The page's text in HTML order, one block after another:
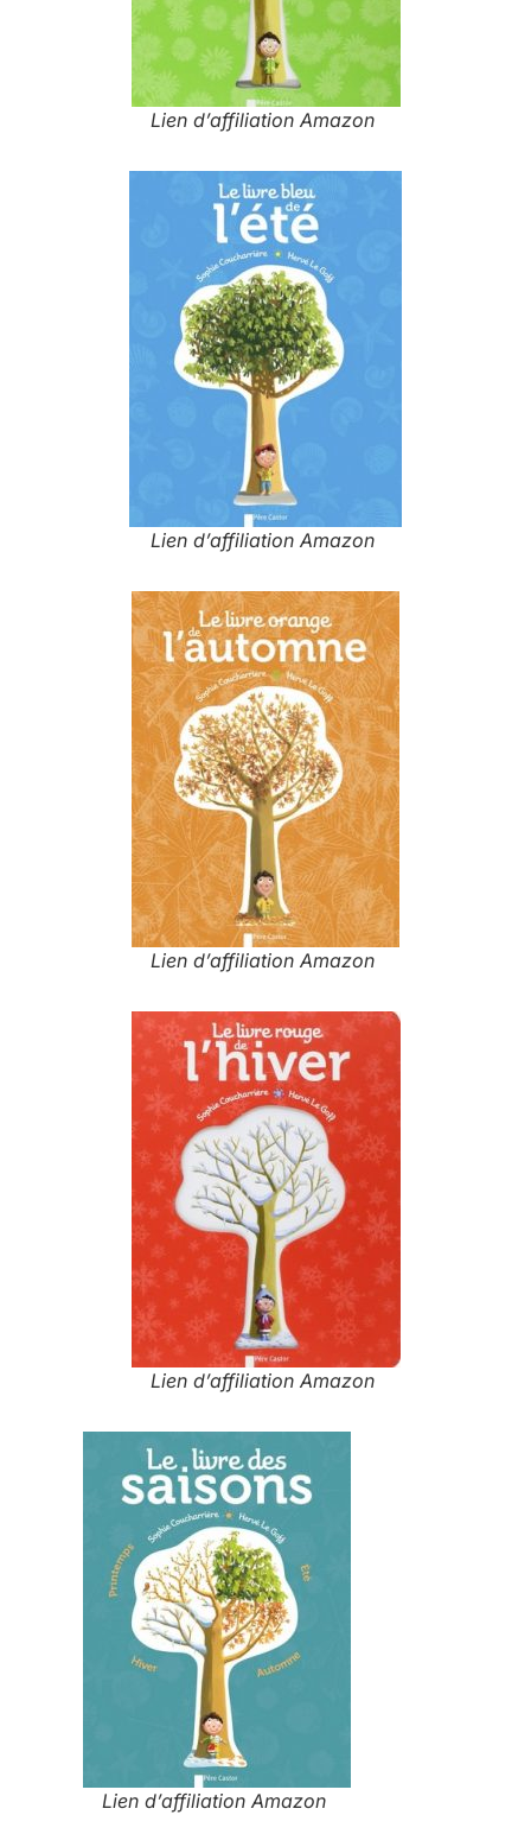
Lien d’affiliation Amazon
Lien d’affiliation Amazon
Lien d’affiliation Amazon
Lien d’affiliation Amazon
Lien d’affiliation Amazon